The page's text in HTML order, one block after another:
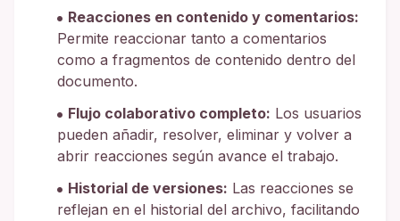
Reacciones en contenido y comentarios:
Permite reaccionar tanto a comentarios
como a fragmentos de contenido dentro del
documento.
Flujo colaborativo completo: Los usuarios
pueden añadir, resolver, eliminar y volver a
abrir reacciones según avance el trabajo.
Historial de versiones: Las reacciones se
reflejan en el historial del archivo, facilitando